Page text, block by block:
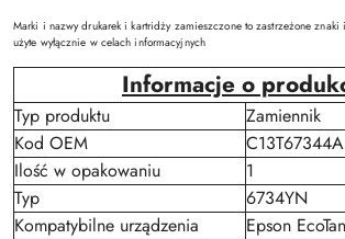
Marki i nazwy drukarek i kartridży zamieszczone to zastrzeżone znaki
użyte wyłącznie w celach informacyjnych
Informacje o
Typ produktu
Zamiennik
Kod OEM
C13T67344A
Ilość w opakowaniu
1
Typ
6734YN
Kompatybilne urządzenia
Epson